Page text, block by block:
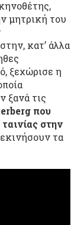
μητρική του
κατ’ άλλα
ξεχώρισε η
ξανά τις
που
στην
τα